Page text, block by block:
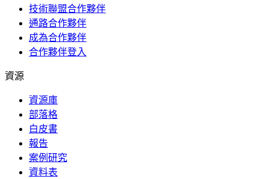
技術聯盟合作夥伴
通路合作夥伴
成為合作夥伴
合作夥伴登入
資源
資源庫
部落格
白皮書
報告
案例研究
資料表